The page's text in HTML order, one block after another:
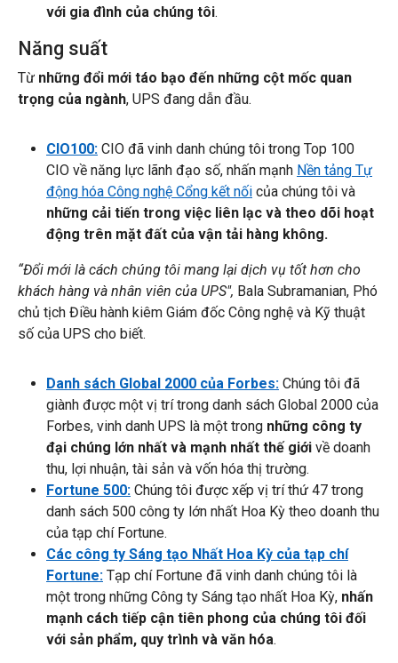
với gia đình của chúng tôi.
Năng suất
Từ những đổi mới táo bạo đến những cột mốc quan
trọng của ngành, UPS đang dẫn đầu.
CIO100: CIO đã vinh danh chúng tôi trong Top 100
CIO về năng lực lãnh đạo số, nhấn mạnh Nền tảng Tự
động hóa Công nghệ Cổng kết nối của chúng tôi và
những cải tiến trong việc liên lạc và theo dõi hoạt
động trên mặt đất của vận tải hàng không.
“Đổi mới là cách chúng tôi mang lại dịch vụ tốt hơn cho
khách hàng và nhân viên của UPS", Bala Subramanian, Phó
chủ tịch Điều hành kiêm Giám đốc Công nghệ và Kỹ thuật
số của UPS cho biết.
Danh sách Global 2000 của Forbes: Chúng tôi đã
giành được một vị trí trong danh sách Global 2000 của
Forbes, vinh danh UPS là một trong những công ty
đại chúng lớn nhất và mạnh nhất thế giới về doanh
thu, lợi nhuận, tài sản và vốn hóa thị trường.
Fortune 500: Chúng tôi được xếp vị trí thứ 47 trong
danh sách 500 công ty lớn nhất Hoa Kỳ theo doanh thu
của tạp chí Fortune.
Các công ty Sáng tạo Nhất Hoa Kỳ của tạp chí
Fortune: Tạp chí Fortune đã vinh danh chúng tôi là
một trong những Công ty Sáng tạo nhất Hoa Kỳ, nhấn
mạnh cách tiếp cận tiên phong của chúng tôi đối
với sản phẩm, quy trình và văn hóa.